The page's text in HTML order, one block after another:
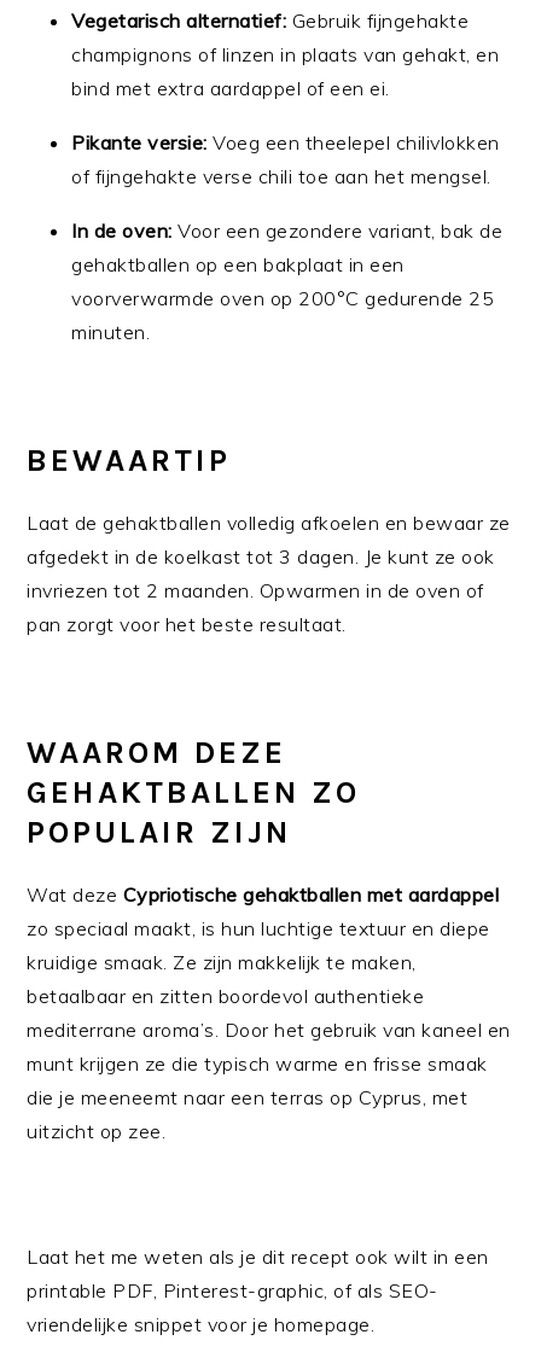
Vegetarisch alternatief: Gebruik fijngehakte
champignons of linzen in plaats van gehakt, en
bind met extra aardappel of een ei.
Pikante versie: Voeg een theelepel chilivlokken
of fijngehakte verse chili toe aan het mengsel.
In de oven: Voor een gezondere variant, bak de
gehaktballen op een bakplaat in een
voorverwarmde oven op 200°C gedurende 25
minuten.
BEWAARTIP
Laat de gehaktballen volledig afkoelen en bewaar ze
afgedekt in de koelkast tot 3 dagen. Je kunt ze ook
invriezen tot 2 maanden. Opwarmen in de oven of
pan zorgt voor het beste resultaat.
WAAROM DEZE
GEHAKTBALLEN ZO
POPULAIR ZIJN
Wat deze Cypriotische gehaktballen met aardappel
zo speciaal maakt, is hun luchtige textuur en diepe
kruidige smaak. Ze zijn makkelijk te maken,
betaalbaar en zitten boordevol authentieke
mediterrane aroma’s. Door het gebruik van kaneel en
munt krijgen ze die typisch warme en frisse smaak
die je meeneemt naar een terras op Cyprus, met
uitzicht op zee.
Laat het me weten als je dit recept ook wilt in een
printable PDF, Pinterest-graphic, of als SEO-
vriendelijke snippet voor je homepage.